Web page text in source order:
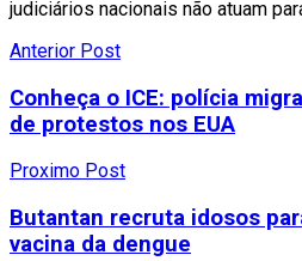
judiciários nacionais não atuam
Anterior Post
Conheça o ICE: polícia
de protestos nos EUA
Proximo Post
Butantan recruta idosos
vacina da dengue